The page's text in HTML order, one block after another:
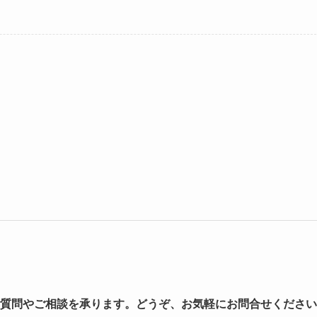
問やご相談を承ります。どうぞ、お気軽にお問合せくださ